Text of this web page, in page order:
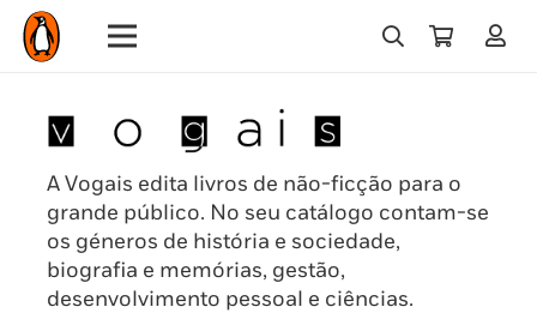
A Vogais edita livros de não-ficção para o
grande público. No seu catálogo contam-se
os géneros de história e sociedade,
biografia e memórias, gestão,
desenvolvimento pessoal e ciências.